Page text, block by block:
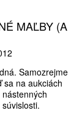
MAĽBY (A
Samozrejme
sa na aukciách